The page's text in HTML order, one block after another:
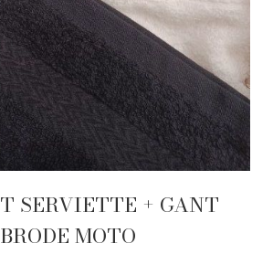
SERVIETTE + GANT
BRODE MOTO